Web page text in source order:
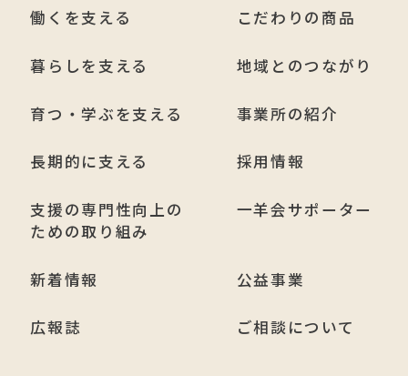
働くを支える
暮らしを支える
育つ・学ぶを支える
長期的に支える
支援の専門性向上の
ための取り組み
新着情報
広報誌
こだわりの商品
地域とのつながり
事業所の紹介
採用情報
一羊会サポーター
公益事業
ご相談について